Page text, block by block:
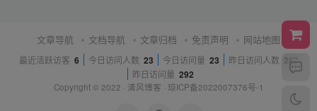
文章导航 文档导航 文章归档 免责声明 网站地图
最近活跃访客 6 今日访问人数 23 今日访问量 23 昨日访问人数 287
昨日访问量 292
Copyright © 2022 · 清风博客 · 琼ICP备2022007376号-1